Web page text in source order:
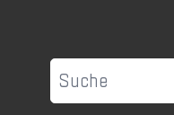
Suche